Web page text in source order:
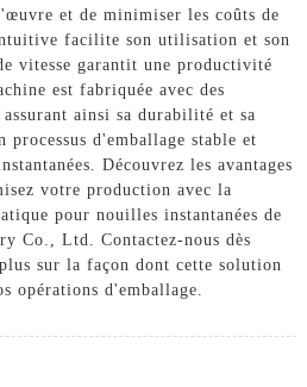
et de minimiser les coûts de
facilite son utilisation et son
vitesse garantit une productivité
est fabriquée avec des
ainsi sa durabilité et sa
d'emballage stable et
Découvrez les avantages
votre production avec la
pour nouilles instantanées de
Co., Ltd. Contactez-nous dès
sur la façon dont cette solution
opérations d'emballage.